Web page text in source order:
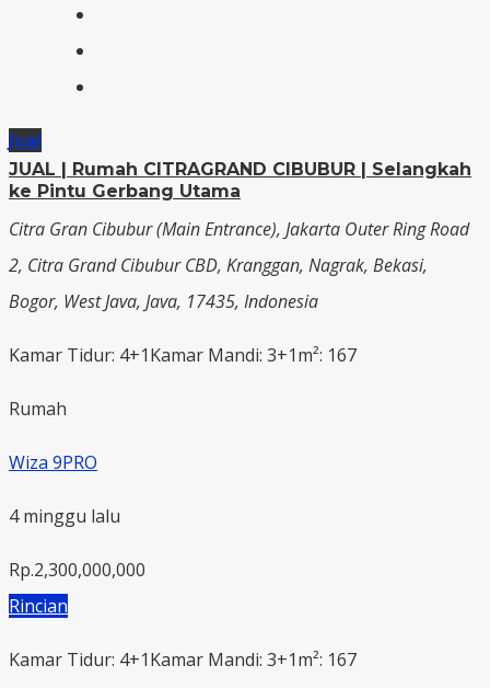
Jual
JUAL | Rumah CITRAGRAND CIBUBUR | Selangkah
ke Pintu Gerbang Utama
Citra Gran Cibubur (Main Entrance), Jakarta Outer Ring Road
2, Citra Grand Cibubur CBD, Kranggan, Nagrak, Bekasi,
Bogor, West Java, Java, 17435, Indonesia
Kamar Tidur: 4+1Kamar Mandi: 3+1m²: 167
Rumah
Wiza 9PRO
4 minggu lalu
Rp.2,300,000,000
Rincian
Kamar Tidur: 4+1Kamar Mandi: 3+1m²: 167